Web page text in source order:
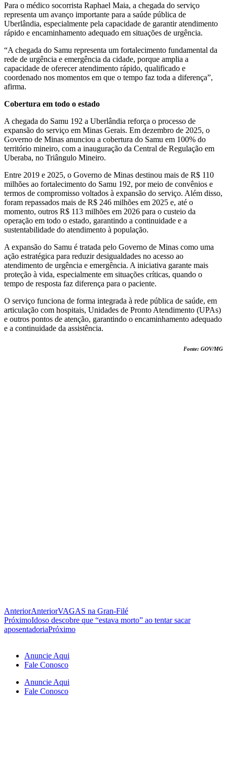
Para o médico socorrista Raphael Maia, a chegada do serviço
representa um avanço importante para a saúde pública de
Uberlândia, especialmente pela capacidade de garantir atendimento
rápido e encaminhamento adequado em situações de urgência.
“A chegada do Samu representa um fortalecimento fundamental da
rede de urgência e emergência da cidade, porque amplia a
capacidade de oferecer atendimento rápido, qualificado e
coordenado nos momentos em que o tempo faz toda a diferença”,
afirma.
Cobertura em todo o estado
A chegada do Samu 192 a Uberlândia reforça o processo de
expansão do serviço em Minas Gerais. Em dezembro de 2025, o
Governo de Minas anunciou a cobertura do Samu em 100% do
território mineiro, com a inauguração da Central de Regulação em
Uberaba, no Triângulo Mineiro.
Entre 2019 e 2025, o Governo de Minas destinou mais de R$ 110
milhões ao fortalecimento do Samu 192, por meio de convênios e
termos de compromisso voltados à expansão do serviço. Além disso,
foram repassados mais de R$ 246 milhões em 2025 e, até o
momento, outros R$ 113 milhões em 2026 para o custeio da
operação em todo o estado, garantindo a continuidade e a
sustentabilidade do atendimento à população.
A expansão do Samu é tratada pelo Governo de Minas como uma
ação estratégica para reduzir desigualdades no acesso ao
atendimento de urgência e emergência. A iniciativa garante mais
proteção à vida, especialmente em situações críticas, quando o
tempo de resposta faz diferença para o paciente.
O serviço funciona de forma integrada à rede pública de saúde, em
articulação com hospitais, Unidades de Pronto Atendimento (UPAs)
e outros pontos de atenção, garantindo o encaminhamento adequado
e a continuidade da assistência.
Fonte: GOV/MG
AnteriorAnteriorVAGAS na Gran-Filé
PróximoIdoso descobre que “estava morto” ao tentar sacar
aposentadoriaPróximo
Anuncie Aqui
Fale Conosco
Anuncie Aqui
Fale Conosco